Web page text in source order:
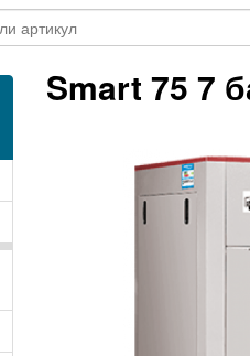
Smart 75 7